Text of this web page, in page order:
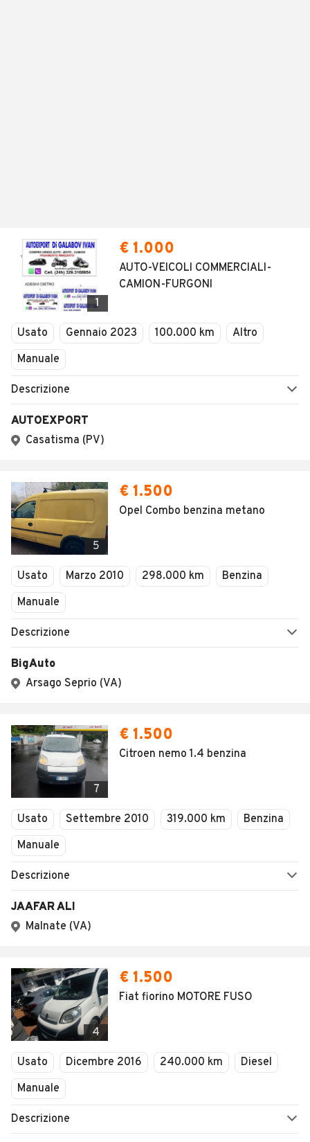
1
€ 1.000
AUTO-VEICOLI COMMERCIALI-
CAMION-FURGONI
Usato Gennaio 2023 100.000 km
Altro
Manuale
Descrizione
AUTOEXPORT
Casatisma (PV)
5
€ 1.500
Opel Combo benzina metano
Usato Marzo 2010 298.000 km
Benzina
Manuale
Descrizione
BigAuto
Arsago Seprio (VA)
7
€ 1.500
Citroen nemo 1.4 benzina
Usato Settembre 2010 319.000 km
Benzina
Manuale
Descrizione
JAAFAR ALI
Malnate (VA)
4
€ 1.500
Fiat fiorino MOTORE FUSO
Usato Dicembre 2016 240.000 km
Diesel
Manuale
Descrizione